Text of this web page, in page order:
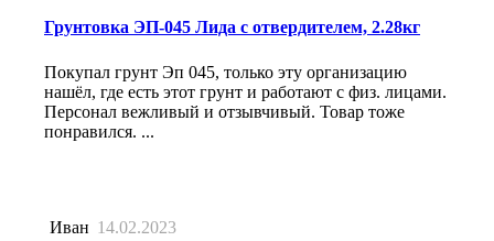
Грунтовка ЭП-045 Лида с отвердителем, 2.28кг
Покупал грунт Эп 045, только эту организацию
нашёл, где есть этот грунт и работают с физ. лицами.
Персонал вежливый и отзывчивый. Товар тоже
понравился. ...
Иван 14.02.2023